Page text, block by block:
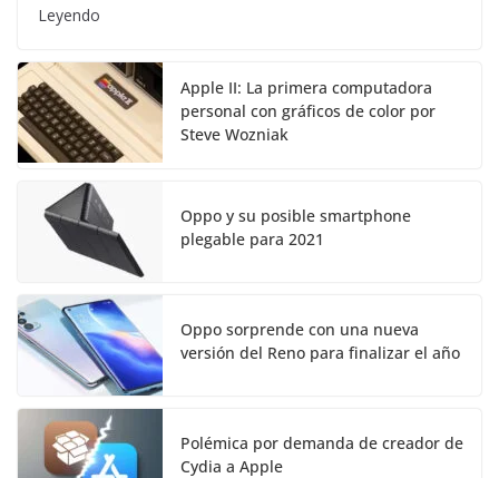
Leyendo
Apple II: La primera computadora
personal con gráficos de color por
Steve Wozniak
Oppo y su posible smartphone
plegable para 2021
Oppo sorprende con una nueva
versión del Reno para finalizar el año
Polémica por demanda de creador de
Cydia a Apple